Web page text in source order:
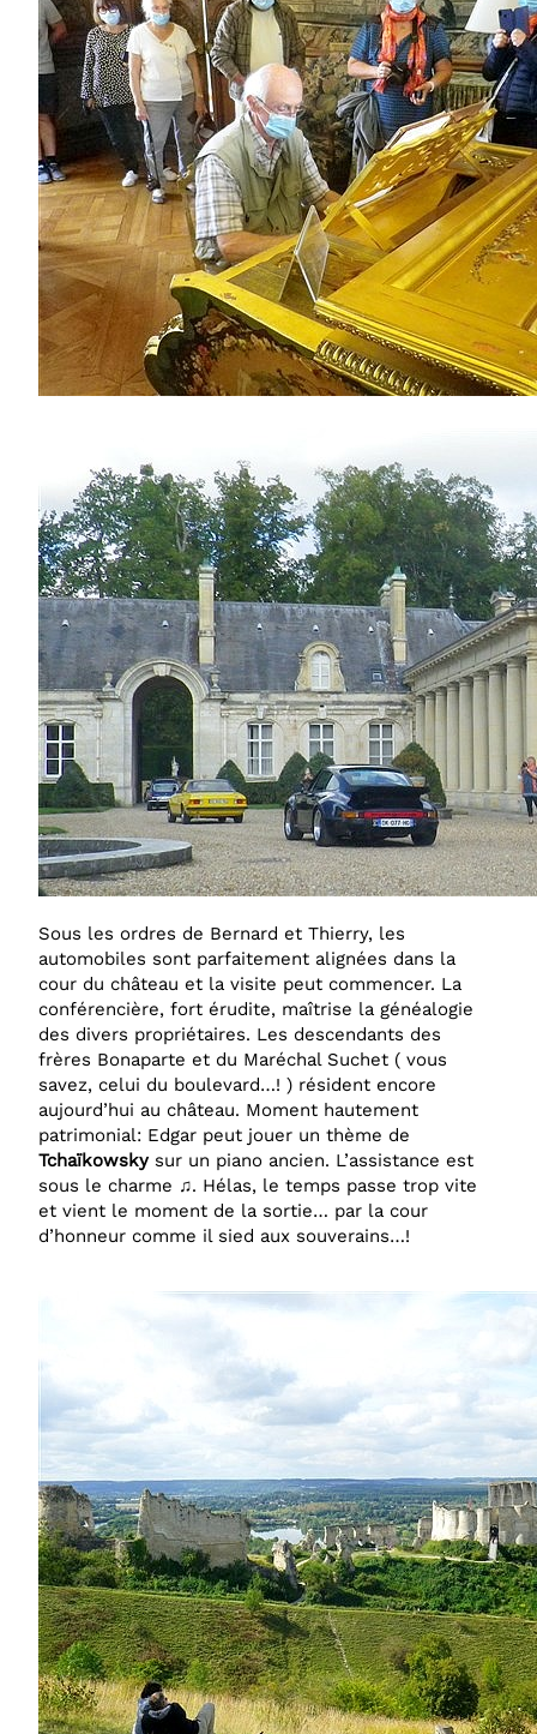
Sous les ordres de Bernard et Thierry, les
automobiles sont parfaitement alignées dans la
cour du château et la visite peut commencer. La
conférencière, fort érudite, maîtrise la généalogie
des divers propriétaires. Les descendants des
frères Bonaparte et du Maréchal Suchet ( vous
savez, celui du boulevard…! ) résident encore
aujourd’hui au château. Moment hautement
patrimonial: Edgar peut jouer un thème de
Tchaïkowsky sur un piano ancien. L’assistance est
sous le charme ♫. Hélas, le temps passe trop vite
et vient le moment de la sortie… par la cour
d’honneur comme il sied aux souverains…!